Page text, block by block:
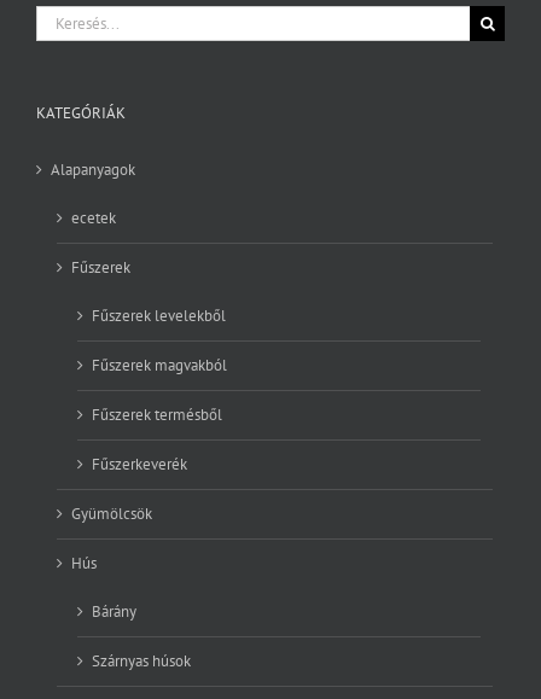
Keresés...
KATEGÓRIÁK
Alapanyagok
ecetek
Fűszerek
Fűszerek levelekből
Fűszerek magvakból
Fűszerek termésből
Fűszerkeverék
Gyümölcsök
Hús
Bárány
Szárnyas húsok